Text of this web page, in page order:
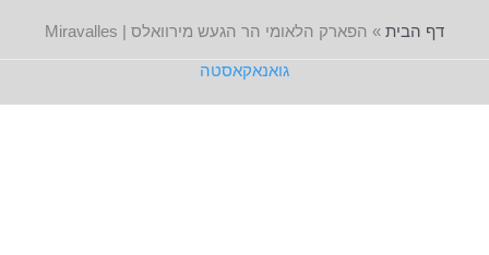
דף הבית » הפארק הלאומי הר הגעש מירוואלס | Miravalles
גואנאקאסטה